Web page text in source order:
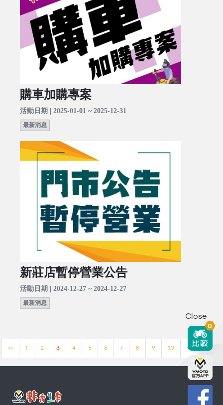
購車加購專案
活動日期 | 2025-01-01 ~ 2025-12-31
最新消息
新莊店暫停營業公告
活動日期 | 2024-12-27 ~ 2024-12-27
最新消息
<< 1 2 3 4 5 6 7 8 9 10 >>
Close
0